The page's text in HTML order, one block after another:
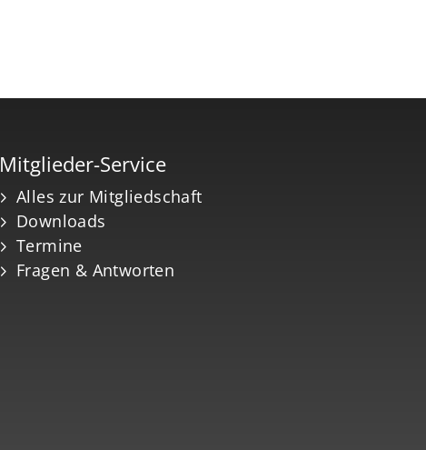
Mitglieder-Service
Alles zur Mitgliedschaft
Downloads
Termine
Fragen & Antworten